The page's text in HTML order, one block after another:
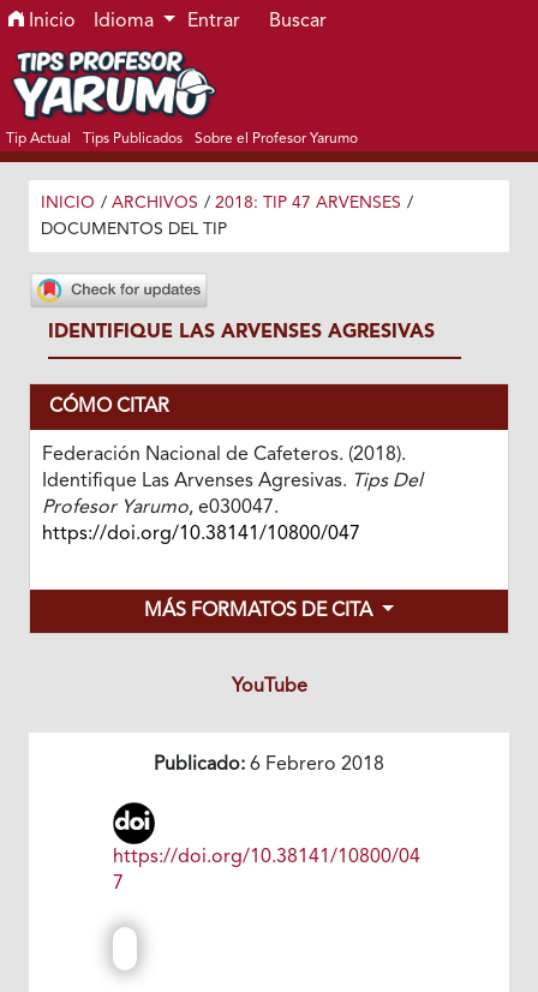
Ir al menú de navegación principal
Ir al contenido principal
Ir al pie de página del sitio
Inicio Idioma Entrar Buscar
Tip Actual Tips Publicados Sobre el Profesor Yarumo
INICIO / ARCHIVOS / 2018: TIP 47 ARVENSES /
DOCUMENTOS DEL TIP
IDENTIFIQUE LAS ARVENSES AGRESIVAS
CÓMO CITAR
Federación Nacional de Cafeteros. (2018).
Identifique Las Arvenses Agresivas. Tips Del
Profesor Yarumo, e030047.
https://doi.org/10.38141/10800/047
MÁS FORMATOS DE CITA
YouTube
Publicado: 6 Febrero 2018
https://doi.org/10.38141/10800/04
7